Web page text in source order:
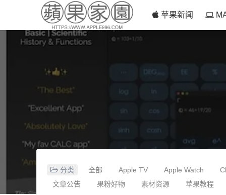
苹果新闻
分类 全部 Apple TV Apple Watch
文章公告
果粉好物 素材资源 苹果教程